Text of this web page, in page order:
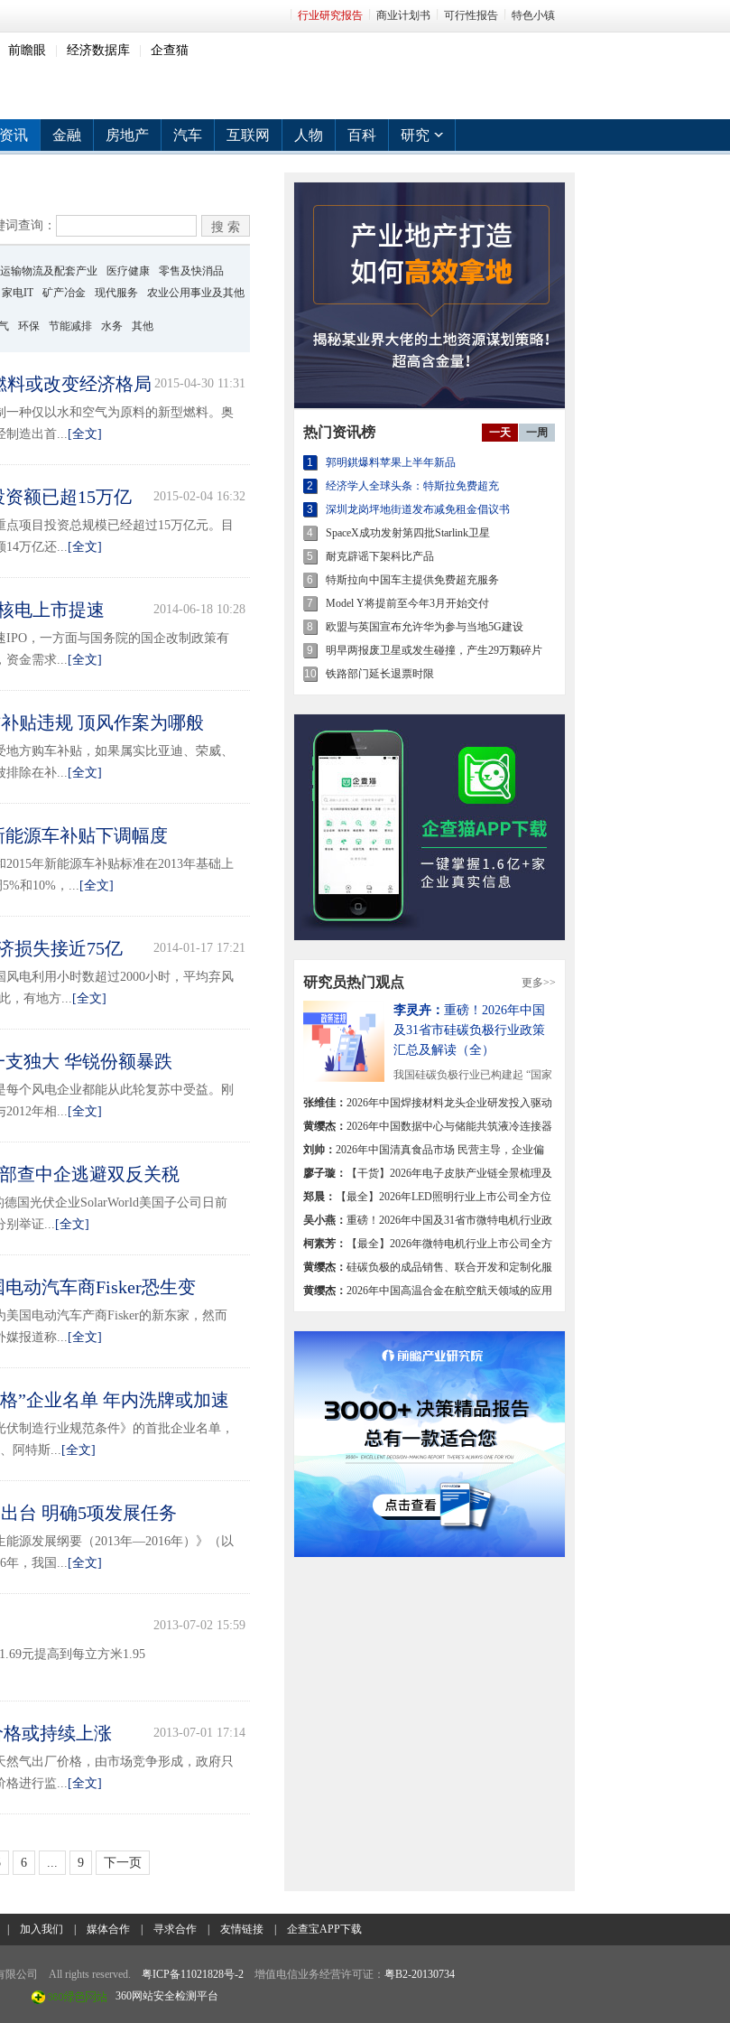
行业研究报告 商业计划书 可行性报告 特色小镇
前瞻眼 经济数据库 企查猫
讯 金融 房地产 汽车 互联网 人物 百科 研究
词查询：
运输物流及配套产业 医疗健康
零售及快消品
家电IT 矿产冶金 现代服务 农业公用事业及其他
环保 节能减排 水务 其他
料或改变经济格局 2015-04-30 11:31
种仅以水和空气为原料的新型燃料。奥
制造出首...[全文]
额已超15万亿 2015-02-04 16:32
项目投资总规模已经超过15万亿元。目
14万亿还... [全文]
电上市提速 2014-06-18 10:28
，一方面与国务院的国企改制政策有
资金需求... [全文]
贴违规 顶风作案为哪般
方购车补贴，如果属实比亚迪、荣威、
排除在补...[全文]
源车补贴下调幅度
年新能源车补贴标准在2013年基础上
和10%，... [全文]
损失接近75亿 2014-01-17 17:21
风电利用小时数超过2000小时，平均弃风
，有地方... [全文]
独大 华锐份额暴跌
个风电企业都能从此轮复苏中受益。刚
2012年相... [全文]
查中企逃避双反关税
国光伏企业SolarWorld美国子公司日前
别举证...[全文]
动汽车商Fisker恐生变
国电动汽车产商Fisker的新东家，然而
媒报道称...[全文]
”企业名单 年内洗牌或加速
制造行业规范条件》的首批企业名单，
阿特斯... [全文]
台 明确5项发展任务
能源发展纲要（2013年—2016年）》（以
年，我国... [全文]
2013-07-02 15:59
元提高到每立方米1.95
或持续上涨 2013-07-01 17:14
气出厂价格，由市场竞争形成，政府只
格进行监...[全文]
6 ... 9 下一页
一天 一周
热门资讯榜
1
郭明錤爆料苹果上半年新品
2
经济学人全球头条：特斯拉免费超充
3
深圳龙岗坪地街道发布减免租金倡议书
4
SpaceX成功发射第四批Starlink卫星
5
耐克辟谣下架科比产品
6
特斯拉向中国车主提供免费超充服务
7
Model Y将提前至今年3月开始交付
8
欧盟与英国宣布允许华为参与当地5G建设
9
明早两报废卫星或发生碰撞，产生29万颗碎片
10
铁路部门延长退票时限
更多>>
研究员热门观点
李灵卉： 重磅！2026年中国
及31省市硅碳负极行业政策
汇总及解读（全）
我国硅碳负极行业已构建起 “国家
顶层战略引领+地方...[详细]
张维佳： 2026年中国焊接材料龙头企业研发投入驱动
我国焊材高端化转型【组图】
黄缨杰： 2026年中国数据中心与储能共筑液冷连接器
增长双极【组图】
刘帅： 2026年中国清真食品市场 民营主导，企业偏
小，区域集中【组图】
廖子璇：
【干货】2026年电子皮肤产业链全景梳理及
区域热力地图
郑晨：
【最全】2026年LED照明行业上市公司全方位
对比
吴小燕： 重磅！2026年中国及31省市微特电机行业政
策汇总及解读（全）
柯素芳：
【最全】2026年微特电机行业上市公司全方
位对比
黄缨杰： 硅碳负极的成品销售、联合开发和定制化服
务【组图】
黄缨杰： 2026年中国高温合金在航空航天领域的应用
加入我们 媒体合作| 寻求合作| 友情链接| 企查宝APP下载
限公司 All rights reserved. 粤ICP备11021828号-2增值电信业务经营许可证： 粤B2-20130734
360网站安全检测平台